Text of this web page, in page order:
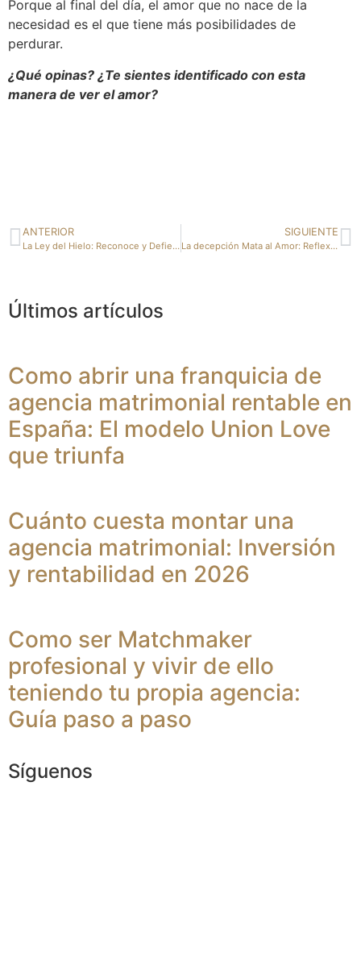
Porque al final del día, el amor que no nace de la
necesidad es el que tiene más posibilidades de
perdurar.
¿Qué opinas? ¿Te sientes identificado con esta
manera de ver el amor?
ANTERIOR
La Ley del Hielo: Reconoce y Defiende tu Mente de la Manipulación
SIGUIENTE
La decepción Mata al Amor: Reflexión sobre el Dolor y la Superación
Últimos artículos
Como abrir una franquicia de
agencia matrimonial rentable en
España: El modelo Union Love
que triunfa
Cuánto cuesta montar una
agencia matrimonial: Inversión
y rentabilidad en 2026
Como ser Matchmaker
profesional y vivir de ello
teniendo tu propia agencia:
Guía paso a paso
Síguenos